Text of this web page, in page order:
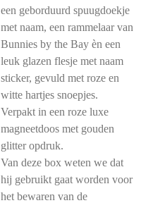
een geborduurd spuugdoekje
met naam, een rammelaar van
Bunnies by the Bay èn een
leuk glazen flesje met naam
sticker, gevuld met roze en
witte hartjes snoepjes.
Verpakt in een roze luxe
magneetdoos met gouden
glitter opdruk.
Van deze box weten we dat
hij gebruikt gaat worden voor
het bewaren van de